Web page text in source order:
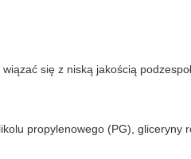
się z niską jakością
propylenowego (PG), gliceryny